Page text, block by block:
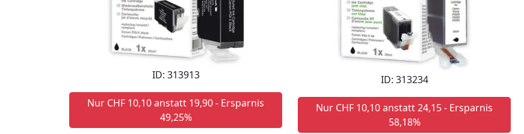
ID: 313913
Nur CHF 10,10 anstatt 19,90 - Ersparnis
49,25%
ID: 313234
Nur CHF 10,10 anstatt 24,15 - Ersparnis
58,18%